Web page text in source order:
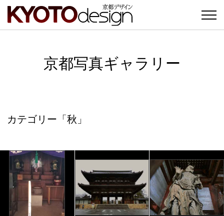
京都写真ギャラリー
カテゴリー「秋」